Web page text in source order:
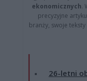
ekonomicznych.
precyzyjne
branży, swoje
26-letni